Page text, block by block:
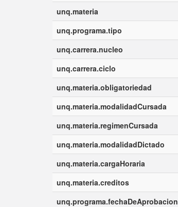
unq.materia
unq.programa.tipo
unq.carrera.nucleo
unq.carrera.ciclo
unq.materia.obligatoriedad
unq.materia.modalidadCursada
unq.materia.regimenCursada
unq.materia.modalidadDictado
unq.materia.cargaHoraria
unq.materia.creditos
unq.programa.fechaDeAprobacion